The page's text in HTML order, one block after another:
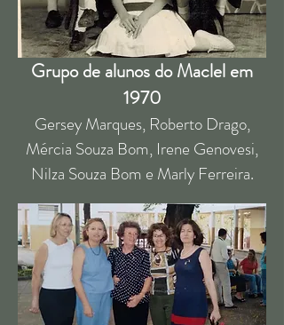
Grupo de alunos do Maclel em
1970
Gersey Marques, Roberto Drago,
Mércia Souza Bom, Irene Genovesi,
Nilza Souza Bom e Marly Ferreira.